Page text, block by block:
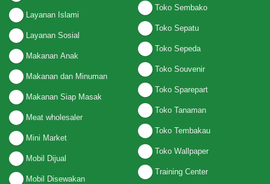
Layanan Islami
Layanan Sosial
Makanan Anak
Makanan dan Minuman
Makanan Siap Masak
Meat wholesaler
Mini Market
Mobil Dijual
Mobil Disewakan
Toko Sembako
Toko Sepatu
Toko Sepeda
Toko Souvenir
Toko Sparepart
Toko Tanaman
Toko Tembakau
Toko Wallpaper
Training Center